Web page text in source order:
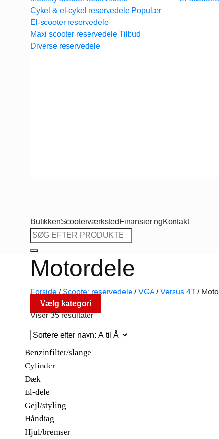
Cykel & el-cykel reservedele
El-scooter reservedele
Maxi scooter reservedele
Diverse reservedele
ButikkenScooterværksted FinansieringKontakt
Søg
efter:
Motordele
Forside / Scooter reservedele / VGA / Versus 4T /
Vælg kategori
Viser 35 resultater
Benzinfilter/slange
Cylinder
Dæk
El-dele
Gejl/styling
Håndtag
Hjul/bremser